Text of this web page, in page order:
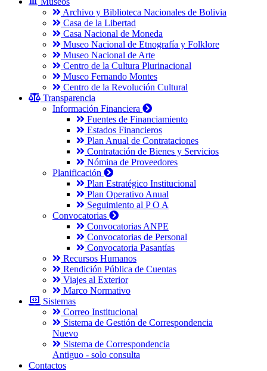
Archivo y Biblioteca Nacionales de Bolivia
Casa de la Libertad
Casa Nacional de Moneda
Museo Nacional de Etnografía y Folklore
Museo Nacional de Arte
Centro de la Cultura Plurinacional
Museo Fernando Montes
Centro de la Revolución Cultural
Transparencia
Información Financiera
Fuentes de Financiamiento
Estados Financieros
Plan Anual de Contrataciones
Contratación de Bienes y Servicios
Nómina de Proveedores
Planificación
Plan Estratégico Institucional
Plan Operativo Anual
Seguimiento al P O A
Convocatorias
Convocatorias ANPE
Convocatorias de Personal
Convocatoria Pasantías
Recursos Humanos
Rendición Pública de Cuentas
Viajes al Exterior
Marco Normativo
Sistemas
Correo Institucional
Sistema de Gestión de Correspondencia
Nuevo
Sistema de Correspondencia
Antiguo - solo consulta
Contactos